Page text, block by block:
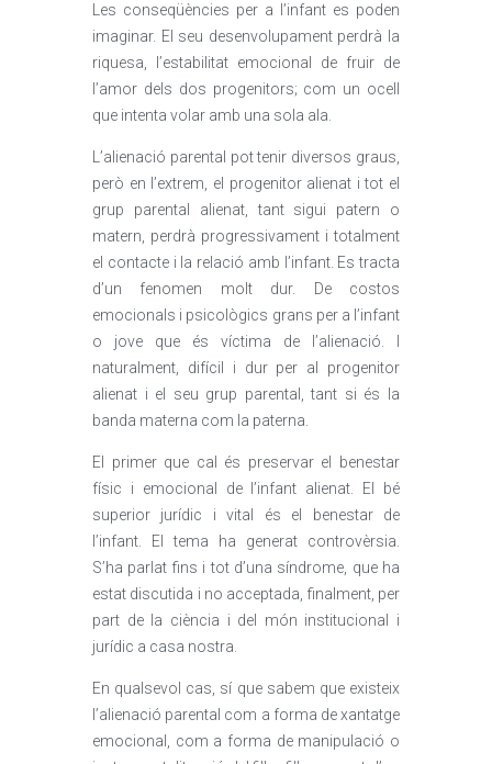
Les conseqüències per a l’infant es poden
imaginar. El seu desenvolupament perdrà la
riquesa, l’estabilitat emocional de fruir de
l’amor dels dos progenitors; com un ocell
que intenta volar amb una sola ala.
L’alienació parental pot tenir diversos graus,
però en l’extrem, el progenitor alienat i tot el
grup parental alienat, tant sigui patern o
matern, perdrà progressivament i totalment
el contacte i la relació amb l’infant. Es tracta
d’un fenomen molt dur. De costos
emocionals i psicològics grans per a l’infant
o jove que és víctima de l’alienació. I
naturalment, difícil i dur per al progenitor
alienat i el seu grup parental, tant si és la
banda materna com la paterna.
El primer que cal és preservar el benestar
físic i emocional de l’infant alienat. El bé
superior jurídic i vital és el benestar de
l’infant. El tema ha generat controvèrsia.
S’ha parlat fins i tot d’una síndrome, que ha
estat discutida i no acceptada, finalment, per
part de la ciència i del món institucional i
jurídic a casa nostra.
En qualsevol cas, sí que sabem que existeix
l’alienació parental com a forma de xantatge
emocional, com a forma de manipulació o